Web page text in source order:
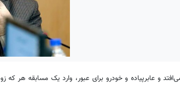
و عابرپیاده و خودرو برای عبور، وارد یک مسابقه هر که